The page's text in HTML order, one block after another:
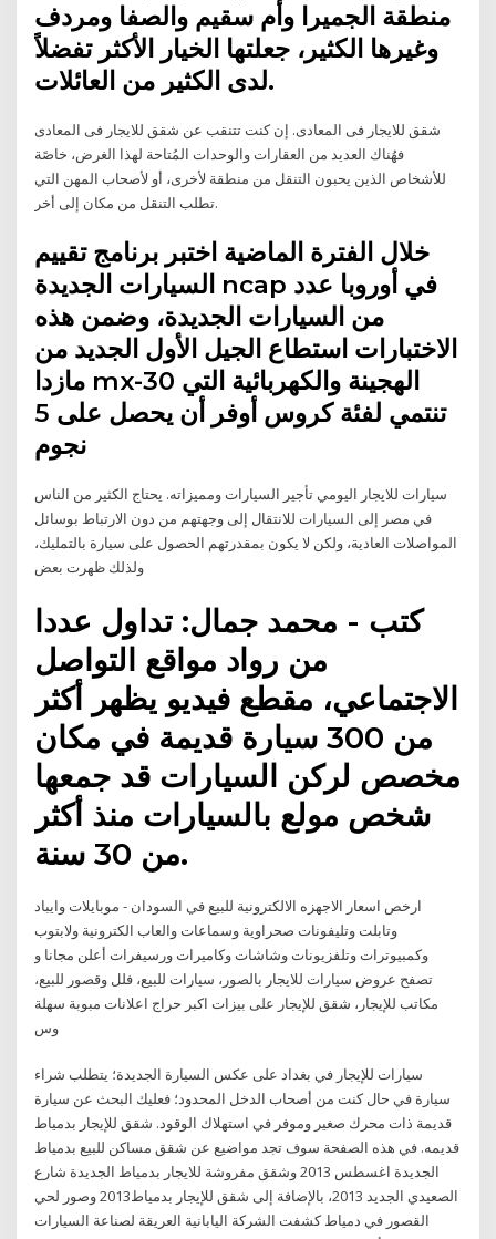
منطقة الجميرا وأم سقيم والصفا ومردف
وغيرها الكثير، جعلتها الخيار الأكثر تفضلاً
لدى الكثير من العائلات.
شقق للايجار فى المعادى. إن كنت تتنقب عن شقق للايجار فى المعادى
فهُناك العديد من العقارات والوحدات المُتاحة لهذا الغرض، خاصًة
للأشخاص الذين يحبون التنقل من منطقة لأخرى، أو لأصحاب المهن التي
تطلب التنقل من مكان إلى أخر.
خلال الفترة الماضية اختبر برنامج تقييم
السيارات الجديدة ncap في أوروبا عدد
من السيارات الجديدة، وضمن هذه
الاختبارات استطاع الجيل الأول الجديد من
مازدا mx-30 الهجينة والكهربائية التي
تنتمي لفئة كروس أوفر أن يحصل على 5
نجوم
سيارات للايجار اليومي تأجير السيارات ومميزاته. يحتاج الكثير من الناس
في مصر إلى السيارات للانتقال إلى وجهتهم من دون الارتباط بوسائل
المواصلات العادية، ولكن لا يكون بمقدرتهم الحصول على سيارة بالتمليك،
ولذلك ظهرت بعض
كتب - محمد جمال: تداول عددا
من رواد مواقع التواصل
الاجتماعي، مقطع فيديو يظهر أكثر
من 300 سيارة قديمة في مكان
مخصص لركن السيارات قد جمعها
شخص مولع بالسيارات منذ أكثر
من 30 سنة.
ارخص اسعار الاجهزه الالكترونية للبيع في السودان - موبايلات وايباد
وتابلت وتليفونات صحراوية وسماعات والعاب الكترونية ولابتوب
وكمبيوترات وتلفزيونات وشاشات وكاميرات ورسيفرات أعلن مجانا و
تصفح عروض سيارات للايجار بالصور، سيارات للبيع، فلل وقصور للبيع،
مكاتب للإيجار، شقق للإيجار على بيزات اكبر حراج اعلانات مبوبة سهلة
وس
سيارات للإيجار في بغداد على عكس السيارة الجديدة؛ يتطلب شراء
سيارة في حال كنت من أصحاب الدخل المحدود؛ فعليك البحث عن سيارة
قديمة ذات محرك صغير وموفر في استهلاك الوقود. شقق للإيجار بدمياط
قديمه. في هذه الصفحة سوف تجد مواضيع عن شقق مساكن للبيع بدمياط
الجديدة اغسطس 2013 وشقق مفروشة للايجار بدمياط الجديدة شارع
الصعيدي الجديد 2013، بالإضافة إلى شقق للإيجار بدمياط2013 وصور لحي
القصور في دمياط كشفت الشركة اليابانية العريقة لصناعة السيارات